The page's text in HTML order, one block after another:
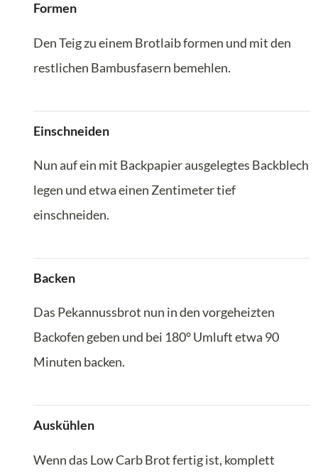
Formen
Den Teig zu einem Brotlaib formen und mit den
restlichen Bambusfasern bemehlen.
Einschneiden
Nun auf ein mit Backpapier ausgelegtes Backblech
legen und etwa einen Zentimeter tief
einschneiden.
Backen
Das Pekannussbrot nun in den vorgeheizten
Backofen geben und bei 180° Umluft etwa 90
Minuten backen.
Auskühlen
Wenn das Low Carb Brot fertig ist, komplett